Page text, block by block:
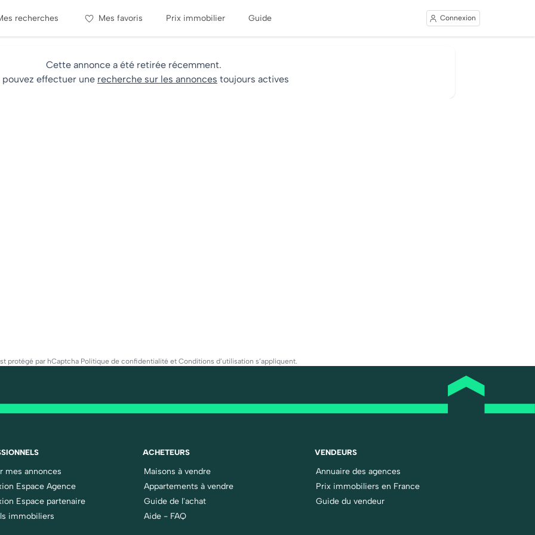
recherches Mes favoris Prix immobilier Guide Connexion
Cette annonce a été retirée récemment.
pouvez effectuer une recherche sur les annonces toujours actives
protégé par hCaptcha Politique de confidentialitéet Conditions d’utilisation s’appliquent.
mes annonces
Espace Agence
Espace partenaire
immobiliers
ACHETEURS
Maisons à vendre
Appartements à vendre
Guide de l'achat
Aide - FAQ
VENDEURS
Annuaire des agences
Prix immobiliers en France
Guide du vendeur